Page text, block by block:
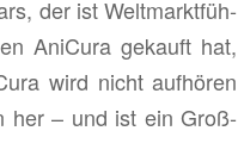
der ist Welt­markt­füh­
Ani­Cu­ra ge­kauft hat,
wird nicht auf­hö­ren
her – und ist ein Groß­